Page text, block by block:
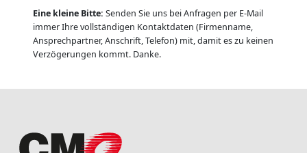
Eine kleine Bitte: Senden Sie uns bei Anfragen per E-Mail
immer Ihre vollständigen Kontaktdaten (Firmenname,
Ansprechpartner, Anschrift, Telefon) mit, damit es zu keinen
Verzögerungen kommt. Danke.